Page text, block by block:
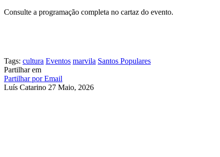
Consulte a programação completa no cartaz do evento.
Tags: cultura Eventos marvila Santos Populares
Partilhar em
Partilhar por Email
Luís Catarino 27 Maio, 2026